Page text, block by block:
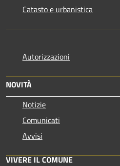
Catasto e urbanistica
Autorizzazioni
NOVITÀ
Notizie
Comunicati
Avvisi
VIVERE IL COMUNE